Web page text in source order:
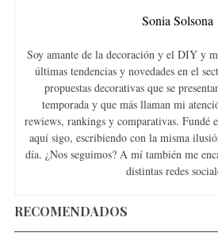
Sonia Solsona
Soy amante de la decoración y el DIY y
últimas tendencias y novedades en el
propuestas decorativas que se
temporada y que más llaman mi
rewiews, rankings y comparativas. Fundé
aquí sigo, escribiendo con la misma
día. ¿Nos seguimos? A mí también me
distintas redes
RECOMENDADOS